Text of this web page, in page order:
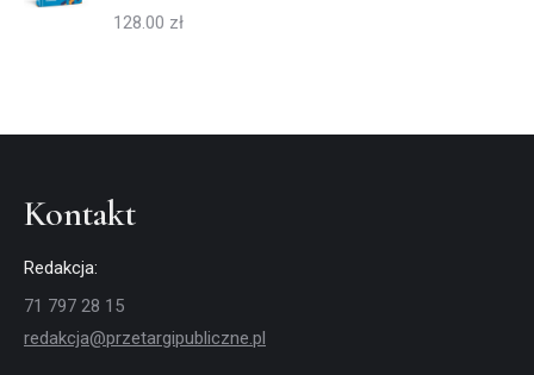
128.00 zł
Kontakt
Redakcja:
71 797 28 15
redakcja@przetargipubliczne.pl